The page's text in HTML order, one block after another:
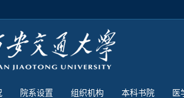
院系设置 组织机构 本科书院 医